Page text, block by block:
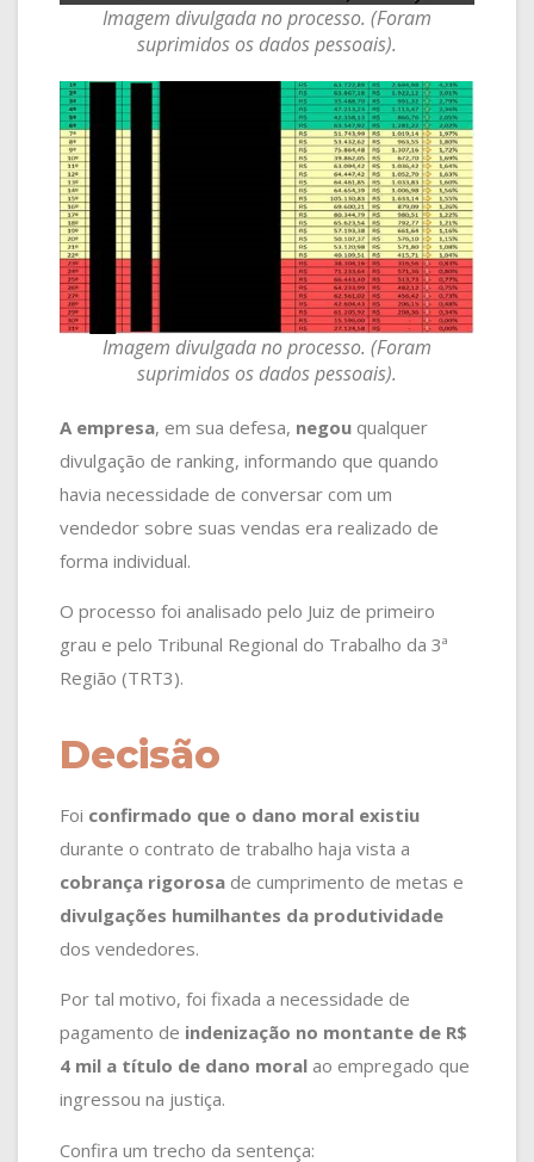
Imagem divulgada no processo. (Foram
suprimidos os dados pessoais).
Imagem divulgada no processo. (Foram
suprimidos os dados pessoais).
A empresa, em sua defesa, negou qualquer
divulgação de ranking, informando que quando
havia necessidade de conversar com um
vendedor sobre suas vendas era realizado de
forma individual.
O processo foi analisado pelo Juiz de primeiro
grau e pelo Tribunal Regional do Trabalho da 3ª
Região (TRT3).
Decisão
Foi confirmado que o dano moral existiu
durante o contrato de trabalho haja vista a
cobrança rigorosa de cumprimento de metas e
divulgações humilhantes da produtividade
dos vendedores.
Por tal motivo, foi fixada a necessidade de
pagamento de indenização no montante de R$
4 mil a título de dano moral ao empregado que
ingressou na justiça.
Confira um trecho da sentença: